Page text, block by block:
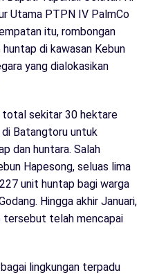
Utama PTPN IV PalmCo
itu, rombongan
di kawasan Kebun
yang dialokasikan
total sekitar 30 hektare
Batangtoru untuk
dan huntara. Salah
Hapesong, seluas lima
unit huntap bagi warga
Hingga akhir Januari,
tersebut telah mencapai
lingkungan terpadu